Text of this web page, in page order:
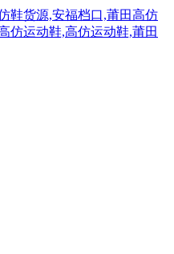
鞋货源,安福档口,莆田高仿
仿运动鞋,高仿运动鞋,莆田